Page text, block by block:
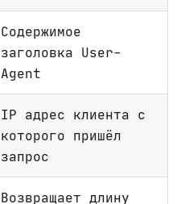
Содержимое
заголовка User-
Agent
IP адрес клиента с
которого пришёл
запрос
Возвращает длину